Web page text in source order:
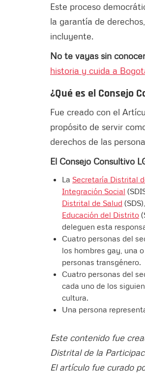
Este proceso
la garantía de
incluyente.
No te vayas sin
historia y cuida a
¿Qué es el Consejo
Fue creado con el
propósito de servir
derechos de las
El Consejo Consultivo
La Secretaría Distrital
Integración Social
Distrital de Salud
Educación del Distrito
deleguen esta
Cuatro personas del
los hombres gay, una
personas transgénero.
Cuatro personas del
cada uno de los
cultura.
Una persona
Este contenido fue
Distrital de la
El artículo fue curado